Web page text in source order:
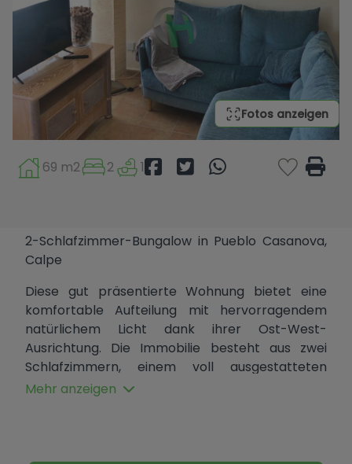
Fotos anzeigen
69 m2 2 1
2-Schlafzimmer-Bungalow in Pueblo Casanova,
Calpe
Diese gut präsentierte Wohnung bietet eine
komfortable Aufteilung mit hervorragendem
natürlichem Licht dank ihrer Ost-West-
Ausrichtung. Die Immobilie besteht aus zwei
Schlafzimmern, einem voll ausgestatteten
Badezimmer und einer unabhängigen, voll
Mehr anzeigen